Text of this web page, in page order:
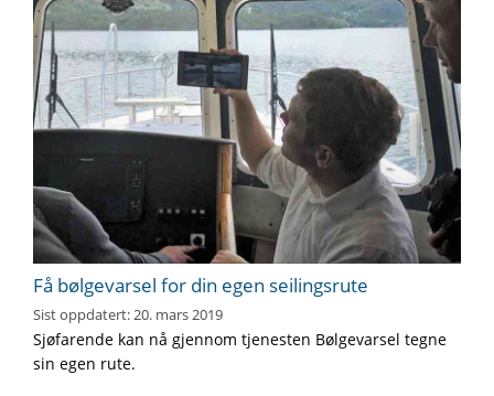
Få bølgevarsel for din egen seilingsrute
Sist oppdatert: 20. mars 2019
Sjøfarende kan nå gjennom tjenesten Bølgevarsel tegne
sin egen rute.